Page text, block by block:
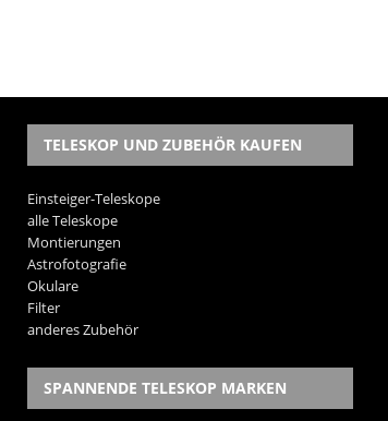
TELESKOP UND ZUBEHÖR KAUFEN
Einsteiger-Teleskope
alle Teleskope
Montierungen
Astrofotografie
Okulare
Filter
anderes Zubehör
SPANNENDE TELESKOP MARKEN